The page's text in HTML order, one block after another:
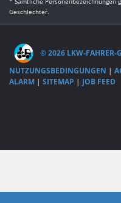
Geschlechter.
© 2026 LKW-FAHRER-
NUTZUNGSBEDINGUNGEN |
ALARM | SITEMAP | JOB FEED